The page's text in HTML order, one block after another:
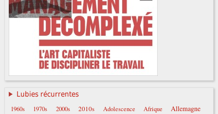
Lubies récurrentes
1960s 1970s 2000s 2010s Adolescence Afrique Allemagne